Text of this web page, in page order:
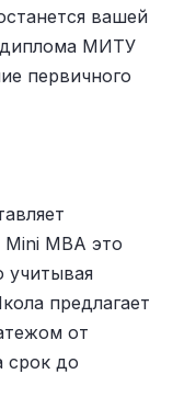
вашей
диплома МИТУ
первичного
MBA это
учитывая
предлагает
от
срок до